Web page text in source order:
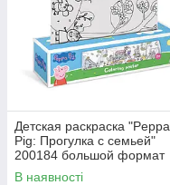
Детская раскраска "Peppa
Pig: Прогулка с семьей"
200184 большой формат
70×16 см
В наявності